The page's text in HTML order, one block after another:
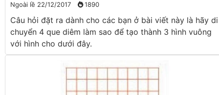
Ngoài lề 22/12/2017 1890
Câu hỏi đặt ra dành cho các bạn ở bài viết này là hãy di
chuyển 4 que diêm làm sao để tạo thành 3 hình vuông
với hình cho dưới đây.